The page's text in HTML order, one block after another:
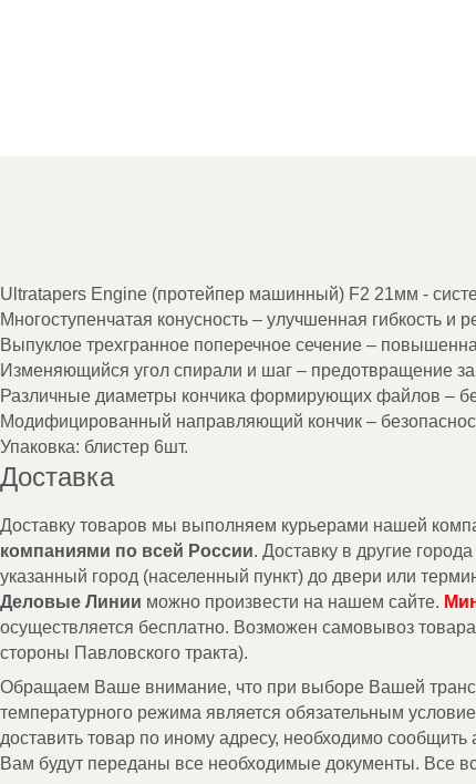
Ultratapers Engine (протейпер машинный) F2 21мм -
Многоступенчатая конусность – улучшенная гибкость и
Выпуклое трехгранное поперечное сечение –
Изменяющийся угол спирали и шаг – предотвращение
Различные диаметры кончика формирующих файлов –
Модифицированный направляющий кончик –
Упаковка: блистер 6шт.
Доставка
Доставку товаров мы выполняем курьерами нашей
компаниями по всей России. Доставку в другие
указанный город (населенный пункт) до двери или
Деловые Линии можно произвести на нашем сайте.
осуществляется бесплатно. Возможен самовывоз
стороны Павловского тракта).
Обращаем Ваше внимание, что при выборе Вашей
температурного режима является обязательным
доставить товар по иному адресу, необходимо
Вам будут переданы все необходимые документы. Все